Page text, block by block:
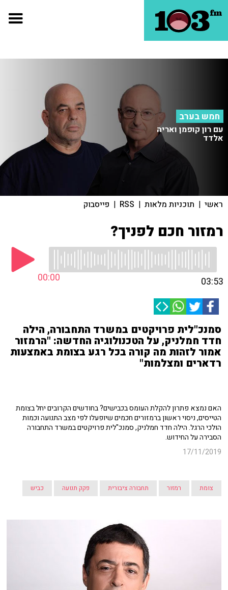
חמש בערב
עם רון קופמן ואריה
אלדד
ראשי | תוכניות מלאות |
RSS
| פייסבוק
רמזור חכם לפניך?
00:00 03:53
סמנכ"לית פרויקטים במשרד התחבורה, הילה
חדד חמלניק, על הטכנולוגיה החדשה: "הרמזור
אמור לזהות מה קורה בכל רגע בצומת באמצעות
רדארים ומצלמות"
האם נמצא פתרון להקלת העומס בכבישים? בחודשים הקרובים יחל בצומת
הטייסים, ניסוי ראשון ברמזורים חכמים שיופעלו לפי מצב התנועה וכמות
הולכי הרגל. הילה חדד חמלניק, סמנכ"לית פרויקטים במשרד התחבורה
הסבירה על החידוש.
17/11/2019
צומת רמזור תחבורה ציבורית פקק תנועה כביש